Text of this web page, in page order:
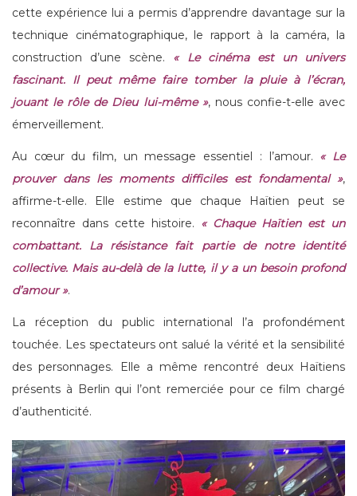
cette expérience lui a permis d’apprendre davantage sur la
technique cinématographique, le rapport à la caméra, la
construction d’une scène. « Le cinéma est un univers
fascinant. Il peut même faire tomber la pluie à l’écran,
jouant le rôle de Dieu lui-même », nous confie-t-elle avec
émerveillement.
Au cœur du film, un message essentiel : l’amour. « Le
prouver dans les moments difficiles est fondamental »,
affirme-t-elle. Elle estime que chaque Haïtien peut se
reconnaître dans cette histoire. « Chaque Haïtien est un
combattant. La résistance fait partie de notre identité
collective. Mais au-delà de la lutte, il y a un besoin profond
d’amour ».
La réception du public international l’a profondément
touchée. Les spectateurs ont salué la vérité et la sensibilité
des personnages. Elle a même rencontré deux Haïtiens
présents à Berlin qui l’ont remerciée pour ce film chargé
d’authenticité.